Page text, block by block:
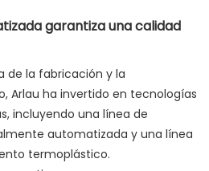
garantiza una calidad
de la fabricación y la
Arlau ha invertido en tecnologías
incluyendo una línea de
automatizada y una línea
termoplástico.